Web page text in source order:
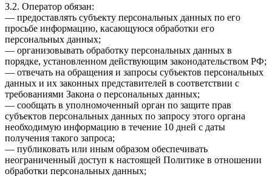
3.2. Оператор обязан:
— предоставлять субъекту персональных данных по его
просьбе информацию, касающуюся обработки его
персональных данных;
— организовывать обработку персональных данных в
порядке, установленном действующим законодательством РФ;
— отвечать на обращения и запросы субъектов персональных
данных и их законных представителей в соответствии с
требованиями Закона о персональных данных;
— сообщать в уполномоченный орган по защите прав
субъектов персональных данных по запросу этого органа
необходимую информацию в течение 10 дней с даты
получения такого запроса;
— публиковать или иным образом обеспечивать
неограниченный доступ к настоящей Политике в отношении
обработки персональных данных;